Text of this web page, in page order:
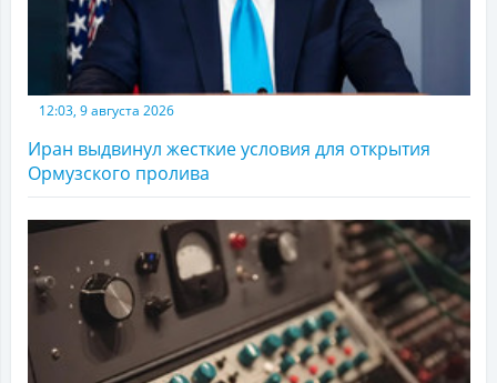
12:03, 9 августа 2026
Иран выдвинул жесткие условия для открытия
Ормузского пролива